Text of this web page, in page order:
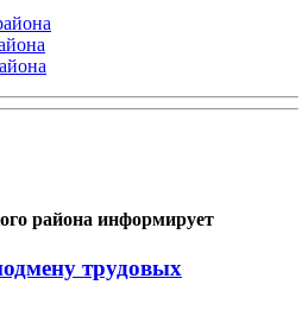
района информирует
трудовых